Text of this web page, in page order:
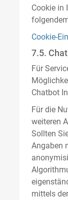
Cookie in
Cookie-
7.5.
Für
Chatbot
Für die
weiteren
Sollten
Angaben
mittels